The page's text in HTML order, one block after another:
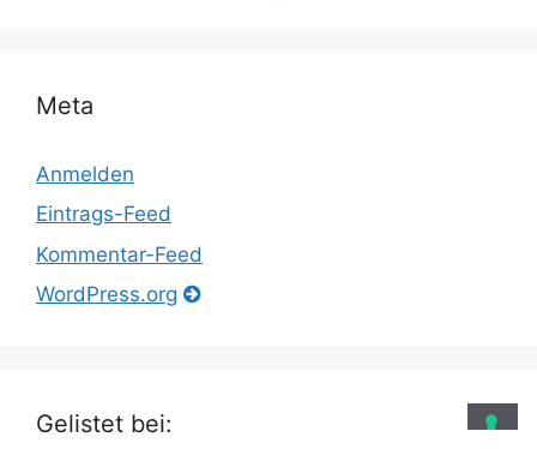
Meta
Anmelden
Eintrags-Feed
Kommentar-Feed
WordPress.org
Gelistet bei: